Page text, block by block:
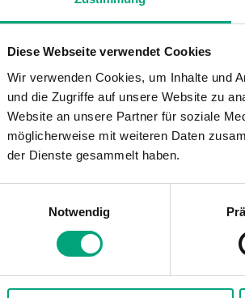
Diese Webseite verwendet Cookies
Wir verwenden Cookies, um Inhalte und
und die Zugriffe auf unsere Website zu
Website an unsere Partner für soziale
möglicherweise mit weiteren Daten
der Dienste gesammelt haben.
Notwendig
REGIN
E3-DSP
4 Zeilen mit 20 Zeichen